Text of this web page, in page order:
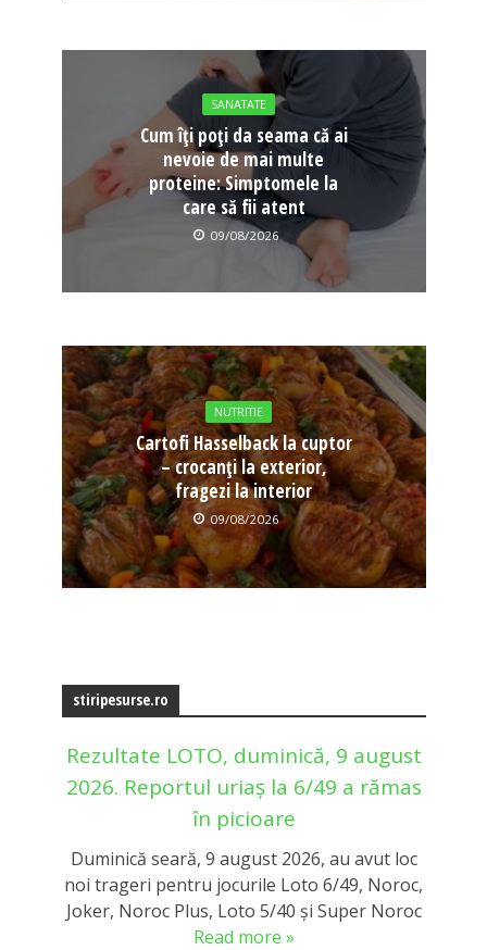
SANATATE
Cum îți poți da seama că ai
nevoie de mai multe
proteine: Simptomele la
care să fii atent
09/08/2026
NUTRITIE
Cartofi Hasselback la cuptor
– crocanți la exterior,
fragezi la interior
09/08/2026
stiripesurse.ro
Rezultate LOTO, duminică, 9 august
2026. Reportul uriaș la 6/49 a rămas
în picioare
Duminică seară, 9 august 2026, au avut loc
noi trageri pentru jocurile Loto 6/49, Noroc,
Joker, Noroc Plus, Loto 5/40 și Super Noroc
Read more »